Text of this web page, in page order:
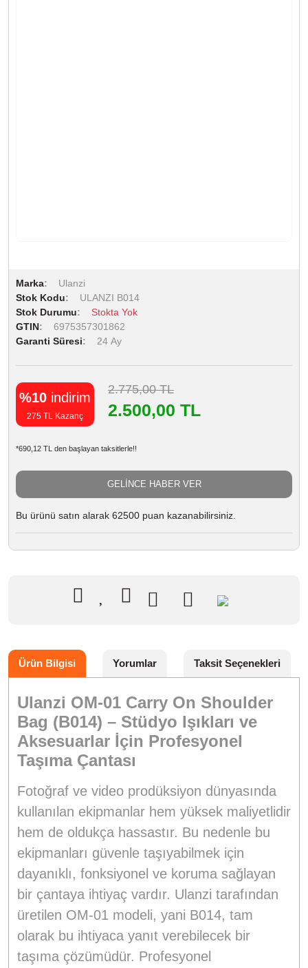
Marka
Ulanzi
Stok Kodu
ULANZI B014
Stok Durumu
Stokta Yok
GTIN
6975357301862
Garanti Süresi
24 Ay
%10 indirim
275 TL Kazanç
2.775,00 TL
2.500,00 TL
*690,12 TL den başlayan taksitlerle!!
GELİNCE HABER VER
Bu ürünü satın alarak 62500 puan kazanabilirsiniz.
Ürün Bilgisi Yorumlar Taksit Seçenekleri
Ulanzi OM-01 Carry On Shoulder
Bag (B014) – Stüdyo Işıkları ve
Aksesuarlar İçin Profesyonel
Taşıma Çantası
Fotoğraf ve video prodüksiyon dünyasında
kullanılan ekipmanlar hem yüksek maliyetlidir
hem de oldukça hassastır. Bu nedenle bu
ekipmanları güvenle taşıyabilmek için
dayanıklı, fonksiyonel ve koruma sağlayan
bir çantaya ihtiyaç vardır. Ulanzi tarafından
üretilen OM-01 modeli, yani B014, tam
olarak bu ihtiyaca yanıt verebilecek bir
taşıma çözümüdür. Profesyonel